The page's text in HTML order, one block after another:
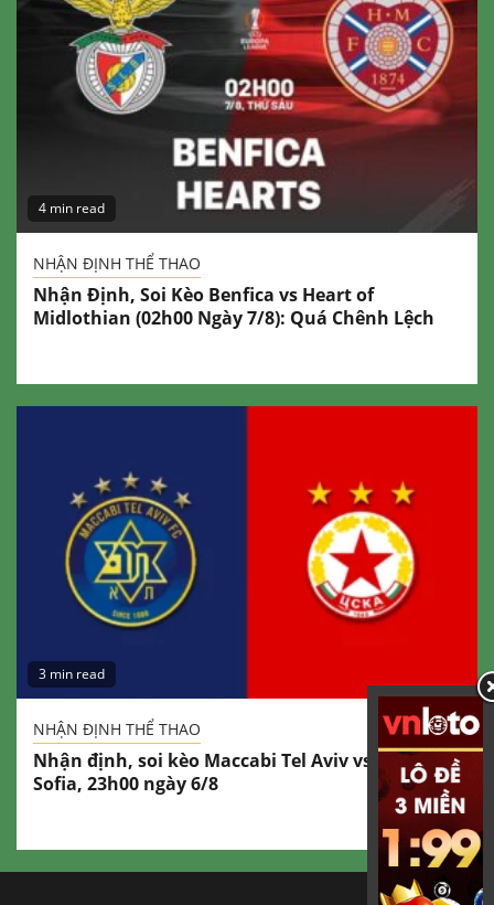
4 min read
NHẬN ĐỊNH THỂ THAO
Nhận Định, Soi Kèo Benfica vs Heart of
Midlothian (02h00 Ngày 7/8): Quá Chênh Lệch
3 min read
NHẬN ĐỊNH THỂ THAO
Nhận định, soi kèo Maccabi Tel Aviv vs CSKA
Sofia, 23h00 ngày 6/8